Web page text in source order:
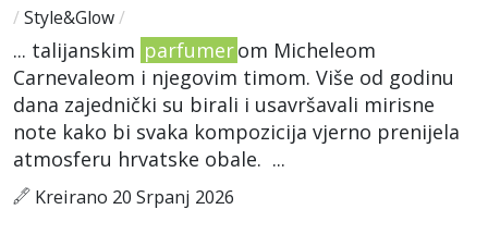
/ Style&Glow/
... talijanskim parfumerom Micheleom
Carnevaleom i njegovim timom. Više od godinu
dana zajednički su birali i usavršavali mirisne
note kako bi svaka kompozicija vjerno prenijela
atmosferu hrvatske obale. ...
Kreirano 20 Srpanj 2026